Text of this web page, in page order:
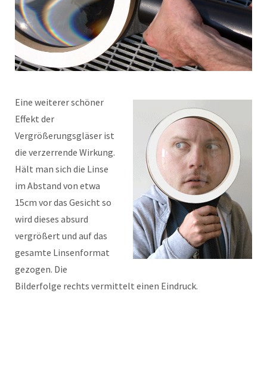
Eine weiterer schöner
Effekt der
Vergrößerungsgläser ist
die verzerrende Wirkung.
Hält man sich die Linse
im Abstand von etwa
15cm vor das Gesicht so
wird dieses absurd
vergrößert und auf das
gesamte Linsenformat
gezogen. Die
Bilderfolge rechts vermittelt einen Eindruck.